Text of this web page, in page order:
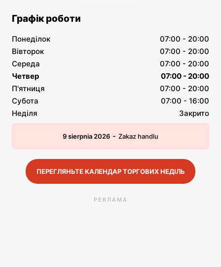
Графік роботи
Понеділок
07:00 - 20:00
Вівторок
07:00 - 20:00
Середа
07:00 - 20:00
Четвер
07:00 - 20:00
П'ятниця
07:00 - 20:00
Субота
07:00 - 16:00
Неділя
Закрито
9 sierpnia 2026 - Zakaz handlu
ПЕРЕГЛЯНЬТЕ КАЛЕНДАР ТОРГОВИХ НЕДІЛЬ
РЕКЛАМА